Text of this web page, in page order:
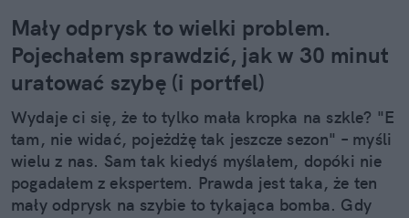
Mały odprysk to wielki problem.
Pojechałem sprawdzić, jak w 30 minut
uratować szybę (i portfel)
Wydaje ci się, że to tylko mała kropka na szkle? "E
tam, nie widać, pojeżdżę tak jeszcze sezon" – myśli
wielu z nas. Sam tak kiedyś myślałem, dopóki nie
pogadałem z ekspertem. Prawda jest taka, że ten
mały odprysk na szybie to tykająca bomba. Gdy